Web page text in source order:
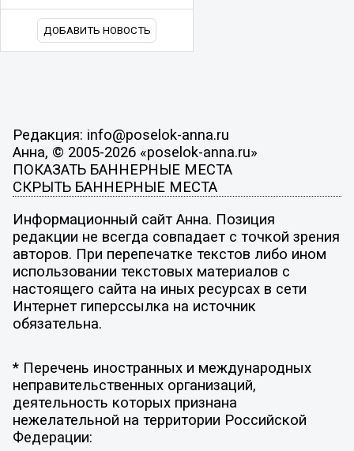
ДОБАВИТЬ НОВОСТЬ
Редакция: info@poselok-anna.ru
Анна, © 2005-2026 «poselok-anna.ru»
ПОКАЗАТЬ БАННЕРНЫЕ МЕСТА
СКРЫТЬ БАННЕРНЫЕ МЕСТА
Информационный сайт Анна. Позиция
редакции не всегда совпадает с точкой зрения
авторов. При перепечатке текстов либо ином
использовании текстовых материалов с
настоящего сайта на иных ресурсах в сети
Интернет гиперссылка на источник
обязательна.
* Перечень иностранных и международных
неправительственных организаций,
деятельность которых признана
нежелательной на территории Российской
Федерации: